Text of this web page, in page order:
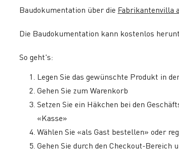
Baudokumentation über die Fabrikantenvilla
Die Baudokumentation kann kostenlos
So geht's:
Legen Sie das gewünschte Produkt in
Gehen Sie zum Warenkorb
Setzen Sie ein Häkchen bei den
«Kasse»
Wählen Sie «als Gast bestellen» oder
Gehen Sie durch den Checkout-Bereich